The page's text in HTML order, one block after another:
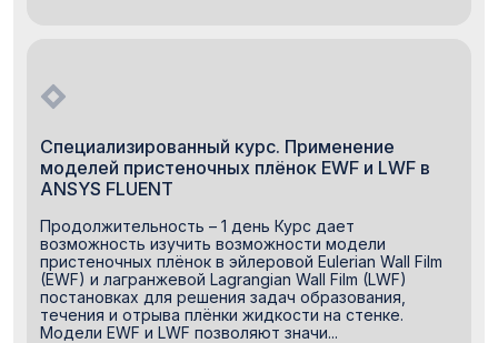
Специализированный курс. Применение
моделей пристеночных плёнок EWF и LWF в
ANSYS FLUENT
Продолжительность – 1 день Курс дает
возможность изучить возможности модели
пристеночных плёнок в эйлеровой Eulerian Wall Film
(EWF) и лагранжевой Lagrangian Wall Film (LWF)
постановках для решения задач образования,
течения и отрыва плёнки жидкости на стенке.
Модели EWF и LWF позволяют значи...